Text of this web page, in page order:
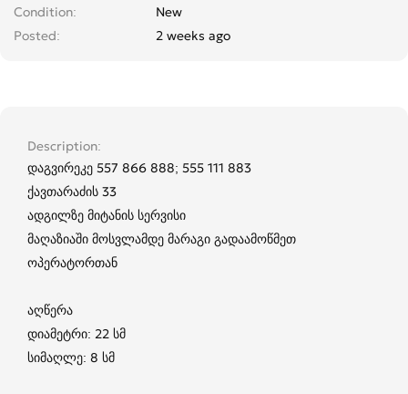
Condition
New
Posted
2 weeks ago
Description
დაგვირეკე 557 866 888; 555 111 883
ქავთარაძის 33
ადგილზე მიტანის სერვისი
მაღაზიაში მოსვლამდე მარაგი გადაამოწმეთ
ოპერატორთან
აღწერა
დიამეტრი: 22 სმ
სიმაღლე: 8 სმ